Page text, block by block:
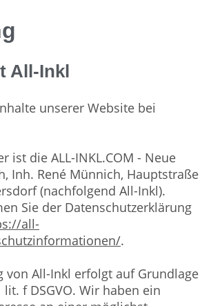
All-Inkl
unserer Website bei
ist die ALL-INKL.COM - Neue
Inh. René Münnich, Hauptstraße
(nachfolgend All-Inkl).
Sie der Datenschutzerklärung
all-
.
von All-Inkl erfolgt auf Grundlage
lit. f DSGVO. Wir haben ein